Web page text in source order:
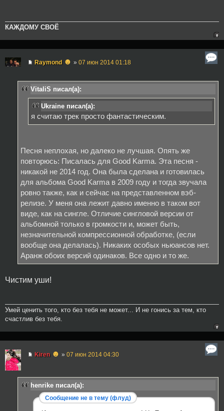
КАЖДОМУ СВОЁ
Raymond ☻ » 07 июн 2014 01:18
VitaliS писал(а):
Ukraine писал(а):
я считаю трек просто фантастическим.
Песня неплохая, но далеко не лучшая. Опять же
повторюсь: Писалась для Good Karma. Эта песня -
никакой не 2014 год. Она была сделана и готовилась
для альбома Good Karma в 2009 году и тогда звучала
ровно также, как и сейчас на представленном вэб-
релизе. У меня она лежит давно именно в таком вот
виде, как на сингле. Отличие сингловой версии от
альбомной только в громкости и, может быть,
незначительной компрессионной обработке, (если
вообще она делалась). Никаких особых ньюансов нет.
Аранж обоих версий одинаков. Все одно и то же.
Чистим уши!
Умей ценить того, кто без тебя не может... И не гонись за тем, кто
счастлив без тебя.
Kiren ☻ » 07 июн 2014 04:30
henrike писал(а):
Сообщение не в тему (флуд)